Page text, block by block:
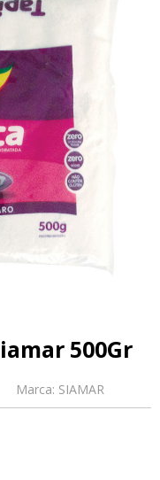
500Gr
Marca: SIAMAR